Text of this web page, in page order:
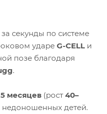
за секунды по системе
ударе G-CELL и
позе благодаря
.
месяцев (рост 40–
недоношенных детей.